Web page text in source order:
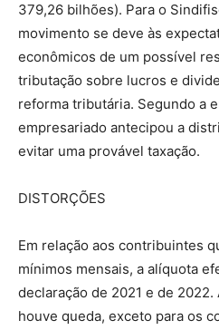
379,26 bilhões). Para o
movimento se deve às
econômicos de um possível
tributação sobre lucros e
reforma tributária. Segundo a
empresariado antecipou a
evitar uma provável taxação.
DISTORÇÕES
Em relação aos contribuintes
mínimos mensais, a alíquota
declaração de 2021 e de
houve queda, exceto para os